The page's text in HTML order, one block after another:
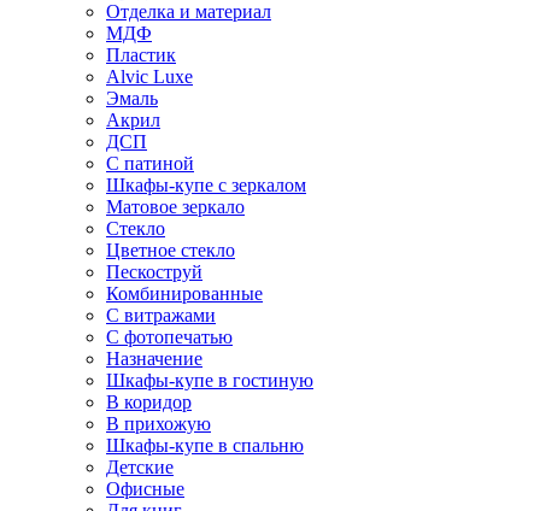
Отделка и материал
МДФ
Пластик
Alvic Luxe
Эмаль
Акрил
ДСП
С патиной
Шкафы-купе с зеркалом
Матовое зеркало
Стекло
Цветное стекло
Пескоструй
Комбинированные
С витражами
С фотопечатью
Назначение
Шкафы-купе в гостиную
В коридор
В прихожую
Шкафы-купе в спальню
Детские
Офисные